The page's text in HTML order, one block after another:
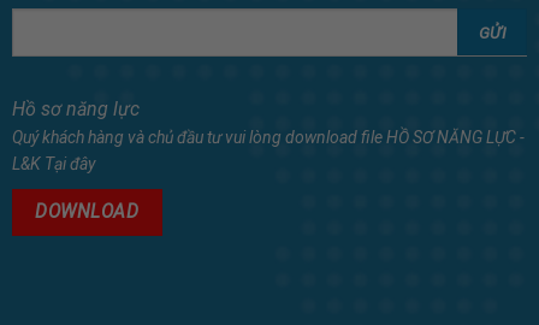
Hồ sơ năng lực
Quý khách hàng và chủ đầu tư vui lòng download file HỒ SƠ NĂNG LỰC -
L&K Tại đây
DOWNLOAD